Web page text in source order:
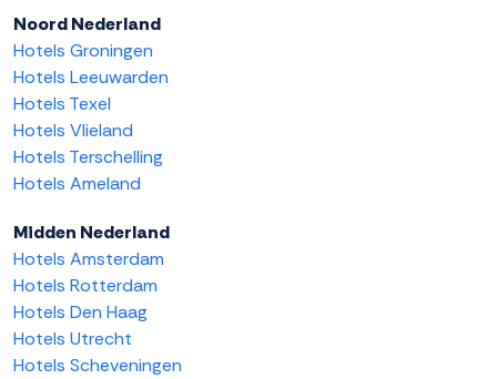
Noord Nederland
Hotels Groningen
Hotels Leeuwarden
Hotels Texel
Hotels Vlieland
Hotels Terschelling
Hotels Ameland
Midden Nederland
Hotels Amsterdam
Hotels Rotterdam
Hotels Den Haag
Hotels Utrecht
Hotels Scheveningen